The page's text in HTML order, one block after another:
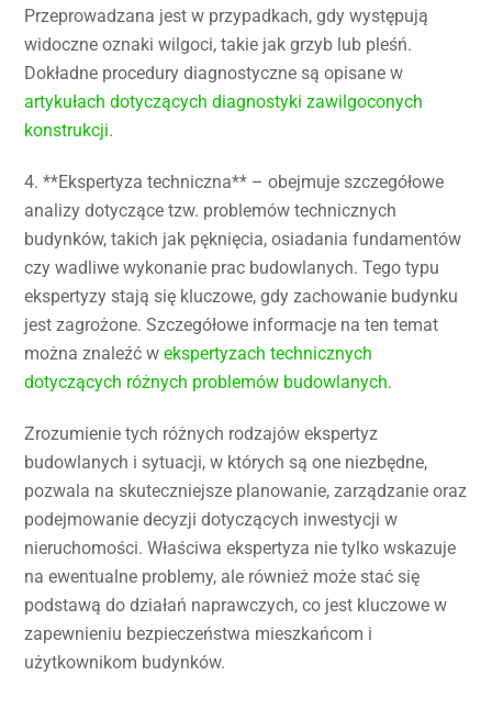
Przeprowadzana jest w przypadkach, gdy występują
widoczne oznaki wilgoci, takie jak grzyb lub pleśń.
Dokładne procedury diagnostyczne są opisane w
artykułach dotyczących diagnostyki zawilgoconych
konstrukcji.
4. **Ekspertyza techniczna** – obejmuje szczegółowe
analizy dotyczące tzw. problemów technicznych
budynków, takich jak pęknięcia, osiadania fundamentów
czy wadliwe wykonanie prac budowlanych. Tego typu
ekspertyzy stają się kluczowe, gdy zachowanie budynku
jest zagrożone. Szczegółowe informacje na ten temat
można znaleźć wekspertyzach technicznych
dotyczących różnych problemów budowlanych.
Zrozumienie tych różnych rodzajów ekspertyz
budowlanych i sytuacji, w których są one niezbędne,
pozwala na skuteczniejsze planowanie, zarządzanie oraz
podejmowanie decyzji dotyczących inwestycji w
nieruchomości. Właściwa ekspertyza nie tylko wskazuje
na ewentualne problemy, ale również może stać się
podstawą do działań naprawczych, co jest kluczowe w
zapewnieniu bezpieczeństwa mieszkańcom i
użytkownikom budynków.